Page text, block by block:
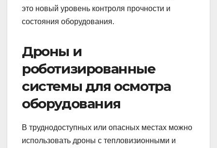
это новый уровень контроля прочности и
состояния оборудования.
Дроны и
роботизированные
системы для осмотра
оборудования
В труднодоступных или опасных местах можно
использовать дроны с тепловизионными и